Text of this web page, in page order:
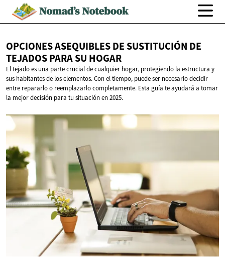
OPCIONES ASEQUIBLES DE SUSTITUCIÓN DE
TEJADOS PARASU HOGAR
El tejado es una parte crucial de cualquier hogar, protegiendo la estructura y
sus habitantes de los elementos. Con el tiempo, puede ser necesario decidir
entre repararlo o reemplazarlo completamente. Esta guía te ayudará a tomar
la mejor decisión para tu situación en 2025.